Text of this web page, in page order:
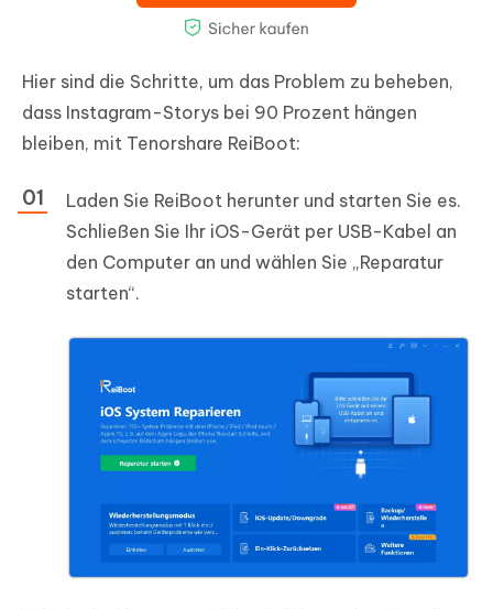
Hier sind die Schritte, um das Problem zu beheben,
dass Instagram-Storys bei 90 Prozent hängen
bleiben, mit Tenorshare ReiBoot:
Laden Sie ReiBoot herunter und starten Sie es.
Schließen Sie Ihr iOS-Gerät per USB-Kabel an
den Computer an und wählen Sie „Reparatur
starten“.